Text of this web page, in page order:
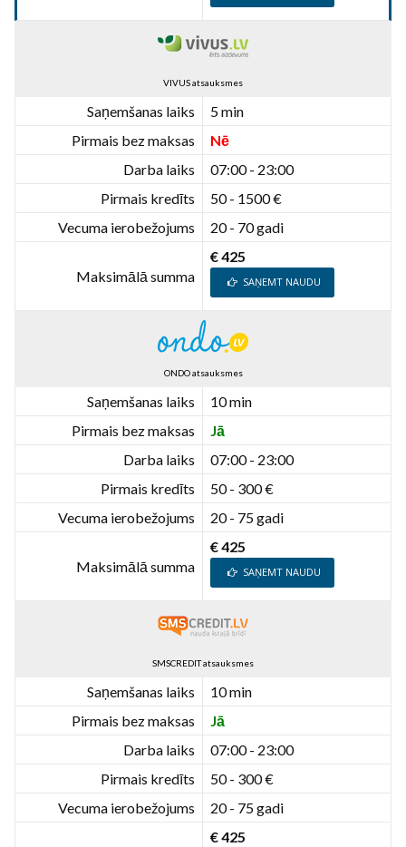
VIVUS atsauksmes
Saņemšanas laiks
5 min
Pirmais bez maksas
Nē
Darba laiks
07:00 - 23:00
Pirmais kredīts
50 - 1500 €
Vecuma ierobežojums
20 - 70 gadi
Maksimālā summa
€ 425
SAŅEMT NAUDU
ONDO atsauksmes
Saņemšanas laiks
10 min
Pirmais bez maksas
Jā
Darba laiks
07:00 - 23:00
Pirmais kredīts
50 - 300 €
Vecuma ierobežojums
20 - 75 gadi
Maksimālā summa
€ 425
SAŅEMT NAUDU
SMSCREDIT atsauksmes
Saņemšanas laiks
10 min
Pirmais bez maksas
Jā
Darba laiks
07:00 - 23:00
Pirmais kredīts
50 - 300 €
Vecuma ierobežojums
20 - 75 gadi
€ 425